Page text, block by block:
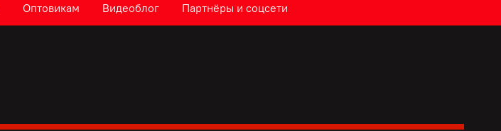
Оптовикам Видеоблог Партнёры и соцсети